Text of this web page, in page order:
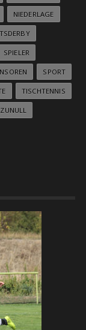
NIEDERLAGE
SPIELER
SPORT
TISCHTENNIS
ZUNULL